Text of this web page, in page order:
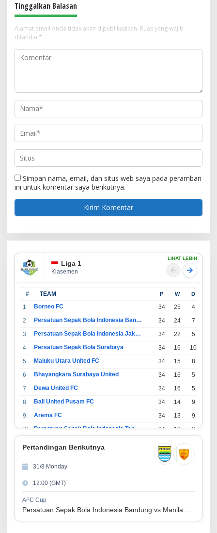
Tinggalkan Balasan
Alamat email Anda tidak akan dipublikasikan. Ruas yang wajib
ditandai *
Simpan nama, email, dan situs web saya pada peramban
ini untuk komentar saya berikutnya.
Liga 1
Klasemen
LIHAT LEBIH
# TEAM P W D
1 Borneo FC 34 25 4
2
Persatuan Sepak Bola Indonesia Bandung 34 24 7
3
Persatuan Sepak Bola Indonesia Jakarta 34 22 5
4
Persatuan Sepak Bola Surabaya 34 16 10
5
Maluku Utara United FC 34 15 8
6
Bhayangkara Surabaya United 34 16 5
7
Dewa United FC 34 16 5
8
Bali United Pusam FC 34 14 9
9
Arema FC 34 13 9
10
Persatuan Sepak Bola Indonesia Tangerang 34 13 6
34 11
13
14
Madura United FC
15
Persatuan Sepakbola Makassar
16
Persis Solo 34 8 10
Pertandingan Berikutnya
31/8 Monday
12:00 (GMT)
AFC Cup